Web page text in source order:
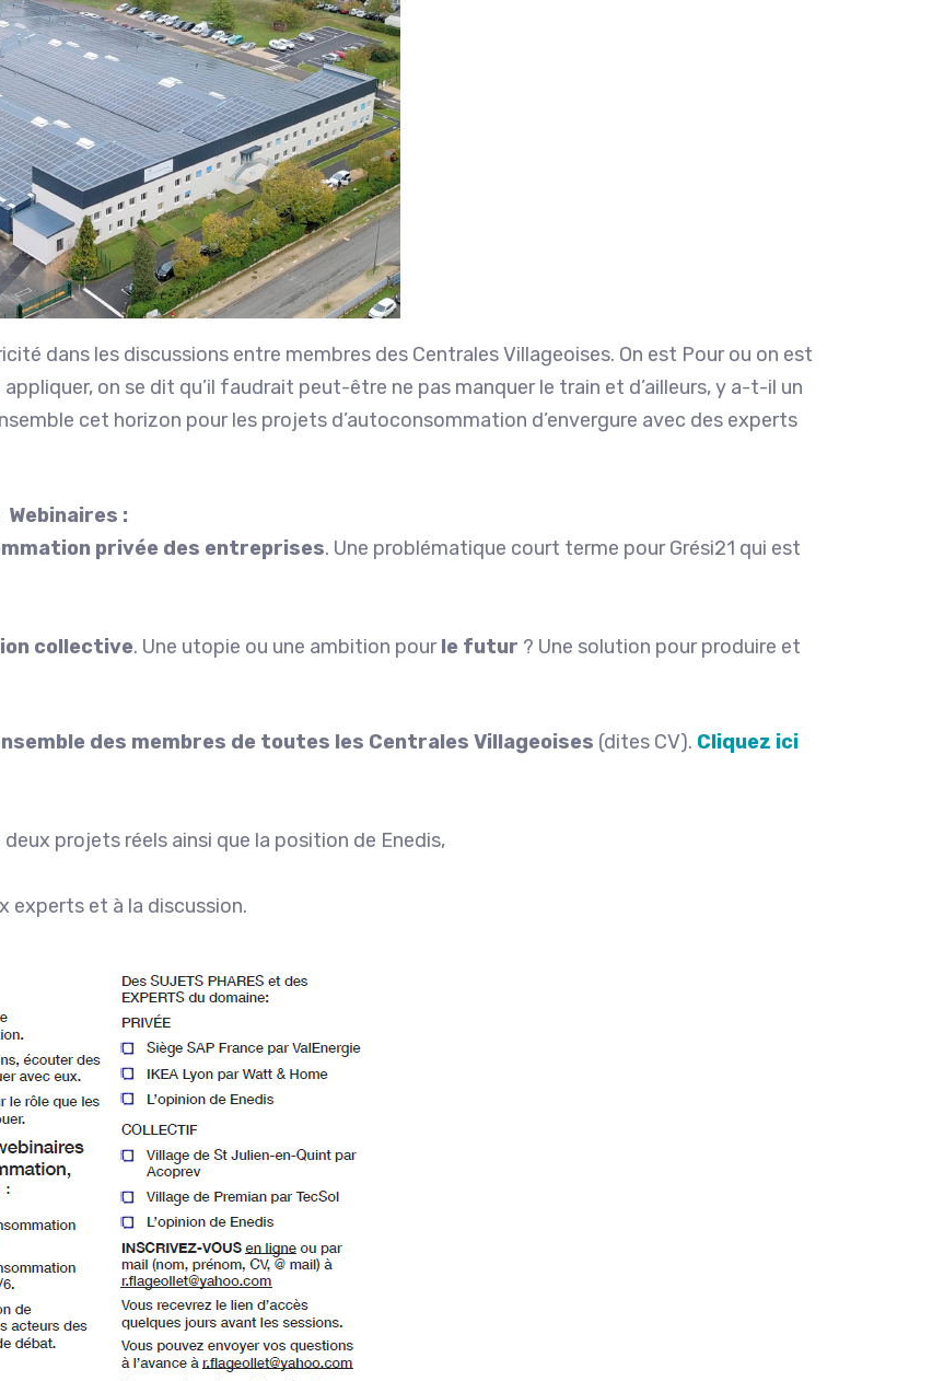
dans les discussions entre membres des Centrales Villageoises. On est Pour ou on est
on se dit qu’il faudrait peut-être ne pas manquer le train et d’ailleurs, y a-t-il un
cet horizon pour les projets d’autoconsommation d’envergure avec des experts
Webinaires :
privée des entreprises. Une problématique court terme pour Grési21 qui est
collective. Une utopie ou une ambition pourle futur ? Une solution pour produire et
des membres de toutes les Centrales Villageoises (dites CV). Cliquez ici
deux projets réels ainsi que la position de Enedis,
experts et à la discussion.